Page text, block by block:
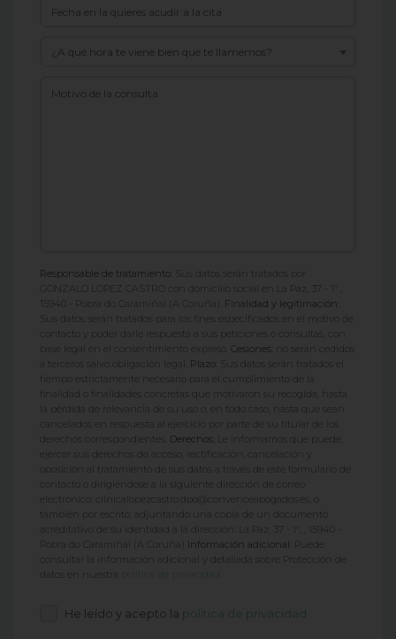
¿A qué hora te viene bien que te llamemos?
Responsable de tratamiento:
Sus datos serán tratados por
GONZALO LOPEZ CASTRO con domicilio social en La Paz, 37 - 1º ,
15940 - Pobra do Caramiñal (A Coruña). Finalidad y legitimación:
Sus datos serán tratados para los fines especificados en el motivo de
contacto y poder darle respuesta a sus peticiones o consultas, con
base legal en el consentimiento expreso. Cesiones:
no serán cedidos
a terceros salvo obligación legal. Plazo:
Sus datos serán tratados el
tiempo estrictamente necesario para el cumplimiento de la
finalidad o finalidades concretas que motivaron su recogida, hasta
la pérdida de relevancia de su uso o, en todo caso, hasta que sean
cancelados en respuesta al ejercicio por parte de su titular de los
derechos correspondientes. Derechos:
Le informamos que puede
ejercer sus derechos de acceso, rectificación, cancelación y
oposición al tratamiento de sus datos a través de este formulario de
contacto o dirigiéndose a la siguiente dirección de correo
electrónico: clinicalopezcastro.dpo@convenceabogados.es, o
también por escrito, adjuntando una copia de un documento
acreditativo de su identidad a la dirección: La Paz, 37 - 1º, , 15940 -
Pobra do Caramiñal (A Coruña) Información adicional: Puede
consultar la información adicional y detallada sobre Protección de
datos en nuestra
política de privacidad
He leído y acepto la política de privacidad